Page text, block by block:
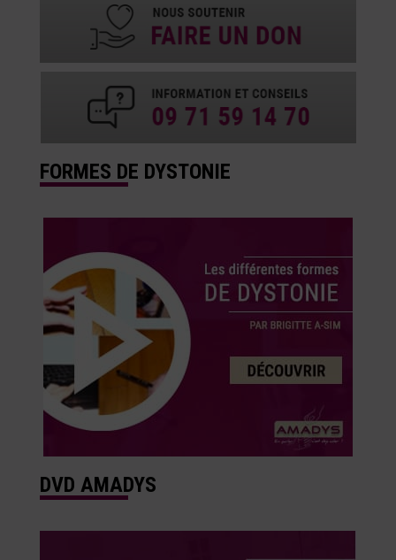
FORMES DE DYSTONIE
DVD AMADYS